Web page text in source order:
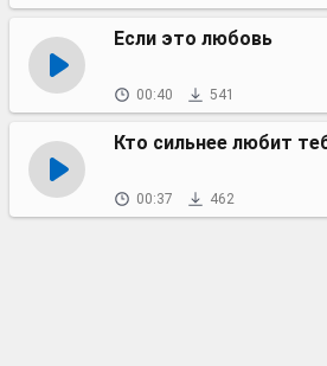
Если это любовь
00:40 541
Кто сильнее любит
00:37 462